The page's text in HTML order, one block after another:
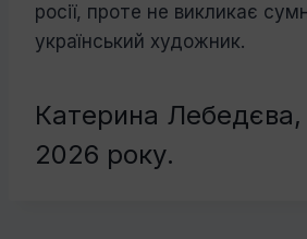
росії, проте не викликає
український художник.
Катерина Лебедєва,
2026 року.